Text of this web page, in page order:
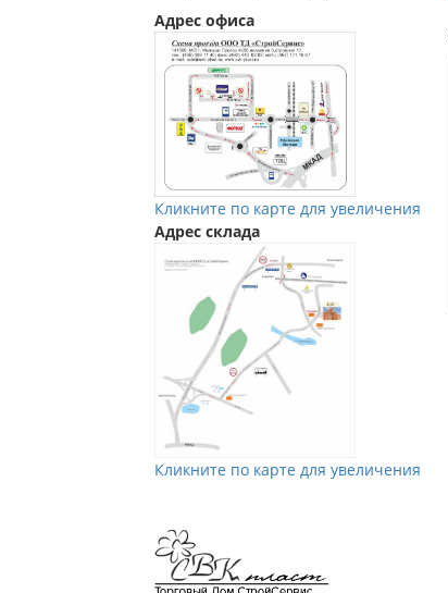
Адрес офиса
Кликните по карте для увеличения
Адрес склада
Кликните по карте для увеличения
Мы в Vkontakte
Мы в Телеграм